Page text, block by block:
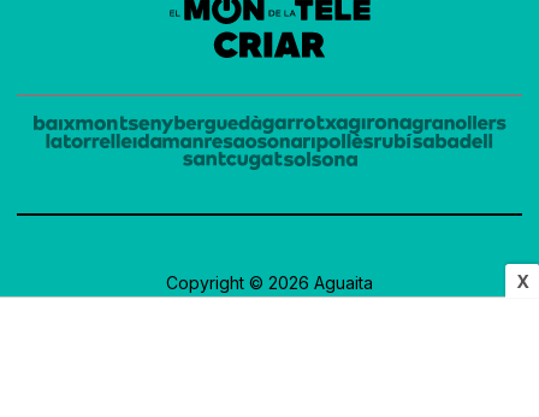
X
Copyright © 2026 Aguaita